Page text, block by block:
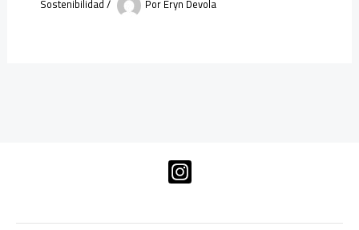
Sostenibilidad/ PorEryn Devola